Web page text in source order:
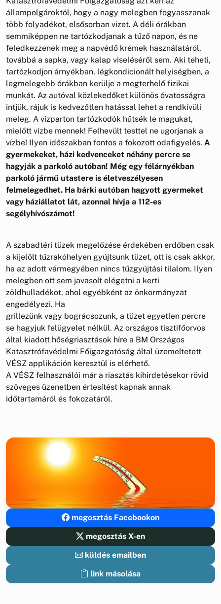
állampolgároktól, hogy a nagy melegben fogyasszanak
több folyadékot, elsősorban vizet. A déli órákban
semmiképpen ne tartózkodjanak a tűző napon, és ne
feledkezzenek meg a napvédő krémek használatáról,
továbbá a sapka, vagy kalap viseléséről sem. Aki teheti,
tartózkodjon árnyékban, légkondicionált helyiségben, a
legmelegebb órákban kerülje a megterhelő fizikai
munkát. Az autóval közlekedőket különös óvatosságra
intjük, rájuk is kedvezőtlen hatással lehet a rendkívüli
meleg. A vízparton tartózkodók hűtsék le magukat,
mielőtt vízbe mennek! Felhevült testtel ne ugorjanak a
vízbe! Ilyen időszakban fontos a fokozott odafigyelés. A
gyermekeket, házi kedvenceket néhány percre se
hagyják a parkoló autóban! Még egy félárnyékban
parkoló jármű utastere is életveszélyesen
felmelegedhet. Ha bárki autóban hagyott gyermeket
vagy háziállatot lát, azonnal hívja a 112-es
segélyhívószámot!
A szabadtéri tüzek megelőzése érdekében erdőben csak
a kijelölt tűzrakóhelyen gyújtsunk tüzet, ott is csak akkor,
ha az adott vármegyében nincs tűzgyújtási tilalom. Ilyen
melegben ott sem javasolt elégetni a kerti
zöldhulladékot, ahol egyébként az önkormányzat
engedélyezi. Ha
grillezünk vagy bográcsozunk, a tüzet egyetlen percre
se hagyjuk felügyelet nélkül. Az országos tisztifőorvos
által kiadott hőségriasztások híre a BM Országos
Katasztrófavédelmi Főigazgatóság által üzemeltetett
VÉSZ applikáción keresztül is elérhető.
A VÉSZ felhasználói már a riasztás kihirdetésekor rövid
szöveges üzenetben értesítést kapnak annak
időtartamáról és fokozatáról.
megosztás Facebookon
megosztás X-en
küldés emailben
link másolása